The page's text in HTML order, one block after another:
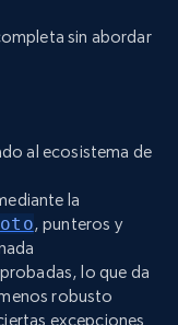
sin abordar
al ecosistema de
la
, punteros y
lo que da
robusto
excepciones